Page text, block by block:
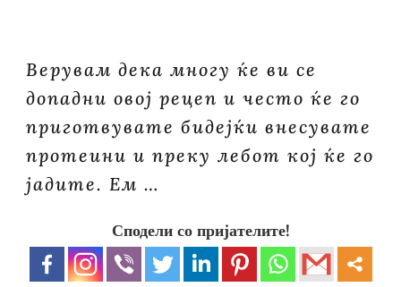
Верувам дека многу ќе ви се
допадни овој рецеп и често ќе го
приготвувате бидејќи внесувате
протеини и преку лебот кој ќе го
јадите. Ем …
Сподели со пријателите!